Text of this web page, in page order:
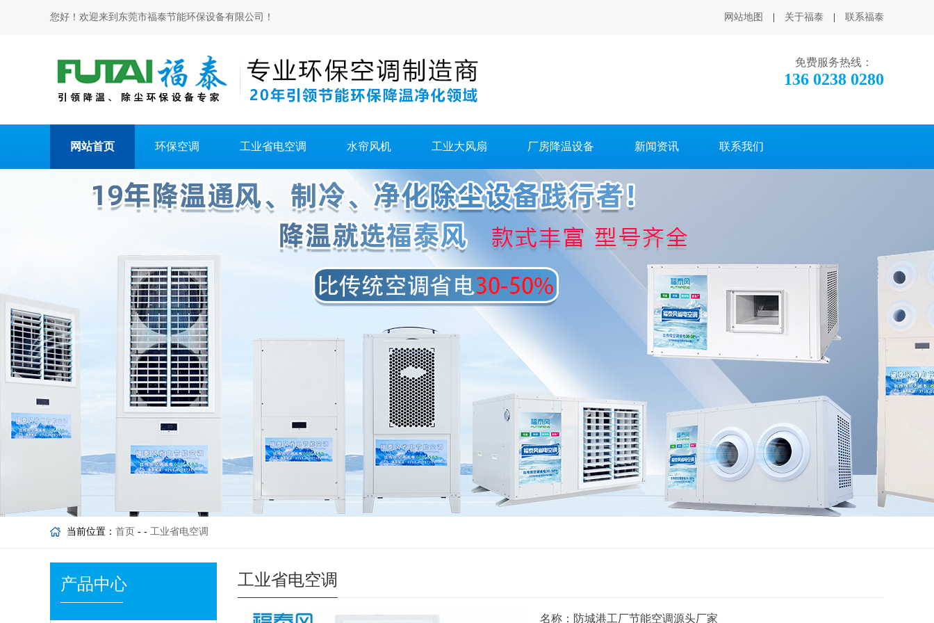
您好！欢迎来到东莞市福泰节能环保设备有限公司！ 网站地图 关于福泰 联系福泰
免费服务热线：
136 0238 0280
网站首页 环保空调 工业省电空调 水帘风机 工业大风扇 厂房降温设备 新闻资讯 联系我们
当前位置： 首页 - - 工业省电空调
产品中心 工业省电空调
名称：防城港工厂节能空调源头厂家